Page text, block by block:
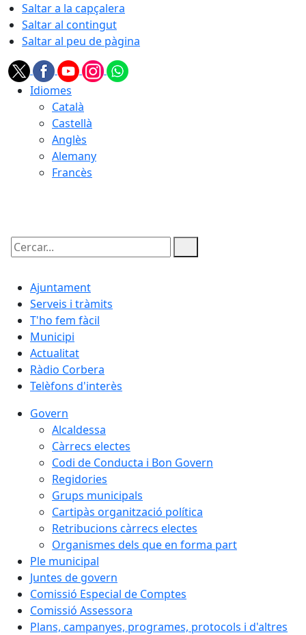
Saltar a la capçalera
Saltar al contingut
Saltar al peu de pàgina
Idiomes
Català
Castellà
Anglès
Alemany
Francès
Cercar:
Ajuntament
Serveis i tràmits
T'ho fem fàcil
Municipi
Actualitat
Ràdio Corbera
Telèfons d'interès
Govern
Alcaldessa
Càrrecs electes
Codi de Conducta i Bon Govern
Regidories
Grups municipals
Cartipàs organització política
Retribucions càrrecs electes
Organismes dels que en forma part
Ple municipal
Juntes de govern
Comissió Especial de Comptes
Comissió Assessora
Plans, campanyes, programes, protocols i d'altres